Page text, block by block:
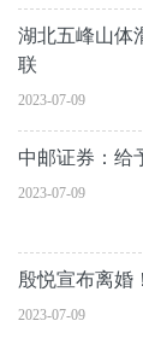
湖北五峰山体
联
2023-07-09
中邮证券：给
2023-07-09
殷悦宣布离婚
2023-07-09